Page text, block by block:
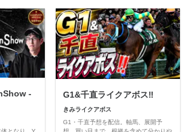
-
G1&千直ライクアボス‼️
きみライクアボス
G1・千直予想を配信。軸馬、展開予